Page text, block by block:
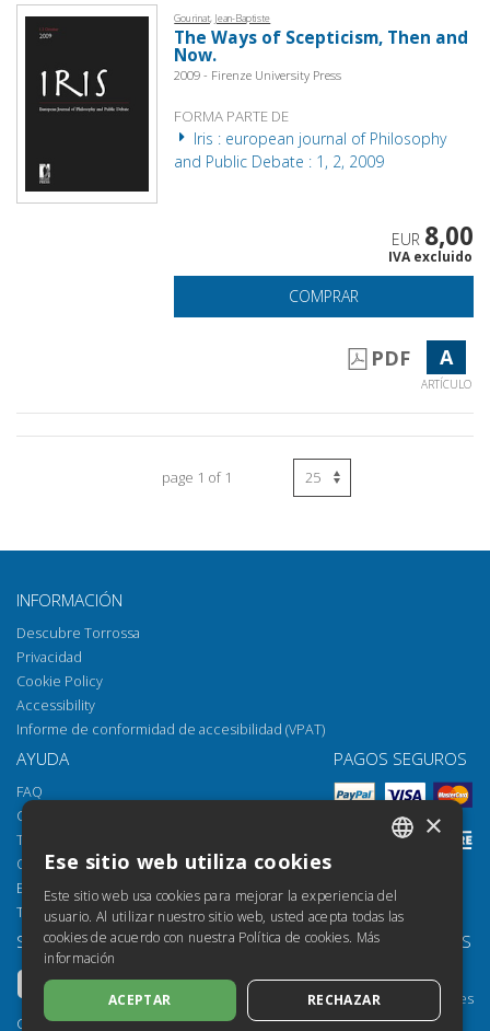
Gourinat, Jean-Baptiste
The Ways of Scepticism, Then and
Now.
2009 - Firenze University Press
FORMA PARTE DE
Iris : european journal of Philosophy
and Public Debate : 1, 2, 2009
EUR 8,00
IVA excluido
COMPRAR
PDF A
ARTÍCULO
page 1 of 1
INFORMACIÓN
Descubre Torrossa
Privacidad
Cookie Policy
Accessibility
Informe de conformidad de accesibilidad (VPAT)
AYUDA
FAQ
Cómo abrir los archivos
Torrossa Reader
Opciones de acceso
Email: helpdesk@torrossa.com
Tel:
+39 055 5018800
PAGOS SEGUROS
SÍGUENOS
Copyright 2000-2026
NUESTROS RECURSOS
Torrossa para Instituciones
Torrossa Open
ENGLISH
GERMAN
×
Ese sitio web utiliza cookies
Este sitio web usa cookies para mejorar la experiencia del
usuario. Al utilizar nuestro sitio web, usted acepta todas las
cookies de acuerdo con nuestra Política de cookies. Más
información
ACEPTAR RECHAZAR